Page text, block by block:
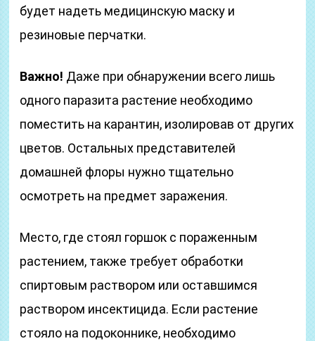
будет надеть медицинскую маску и
резиновые перчатки.
Важно! Даже при обнаружении всего лишь
одного паразита растение необходимо
поместить на карантин, изолировав от других
цветов. Остальных представителей
домашней флоры нужно тщательно
осмотреть на предмет заражения.
Место, где стоял горшок с пораженным
растением, также требует обработки
спиртовым раствором или оставшимся
раствором инсектицида. Если растение
стояло на подоконнике, необходимо